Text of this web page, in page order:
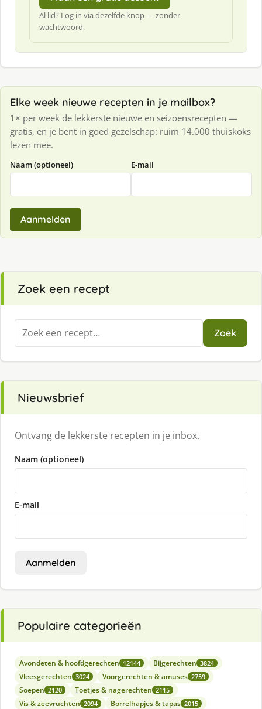
Al lid? Log in via dezelfde knop — zonder
wachtwoord.
Elke week nieuwe recepten in je mailbox?
1× per week de lekkerste nieuwe en seizoensrecepten —
gratis, en je bent in goed gezelschap: ruim 14.000 thuiskoks
lezen mee.
Naam (optioneel) E-mail
Aanmelden
Zoek een recept
Zoeken
naar:
Zoek
Nieuwsbrief
Ontvang de lekkerste recepten in je inbox.
Naam (optioneel)
E-mail
Aanmelden
Populaire categorieën
Avondeten & hoofdgerechten 12144 Bijgerechten 3824
Vleesgerechten 3024 Voorgerechten & amuses 2759
Soepen 2120 Toetjes & nagerechten 2115
Vis & zeevruchten 2094 Borrelhapjes & tapas 2015